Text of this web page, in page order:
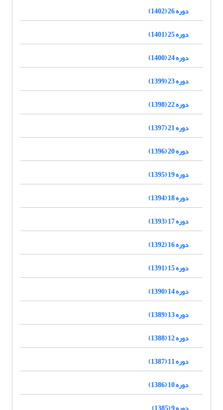
دوره 26 (1402)
دوره 25 (1401)
دوره 24 (1400)
دوره 23 (1399)
دوره 22 (1398)
دوره 21 (1397)
دوره 20 (1396)
دوره 19 (1395)
دوره 18 (1394)
دوره 17 (1393)
دوره 16 (1392)
دوره 15 (1391)
دوره 14 (1390)
دوره 13 (1389)
دوره 12 (1388)
دوره 11 (1387)
دوره 10 (1386)